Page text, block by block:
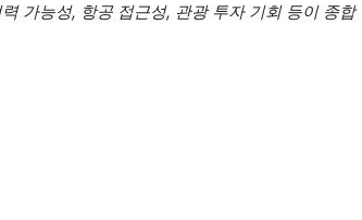
가능성, 항공 접근성, 관광 투자 기회 등이 종합